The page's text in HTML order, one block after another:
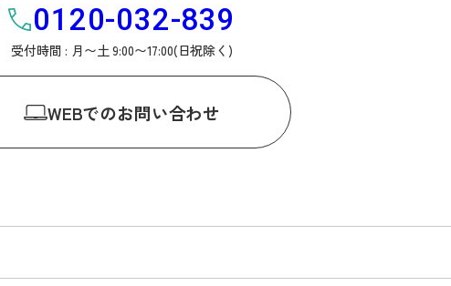
0120-032-839
受付時間 : 月〜土 9:00〜17:00(日祝除く)
WEBでのお問い合わせ